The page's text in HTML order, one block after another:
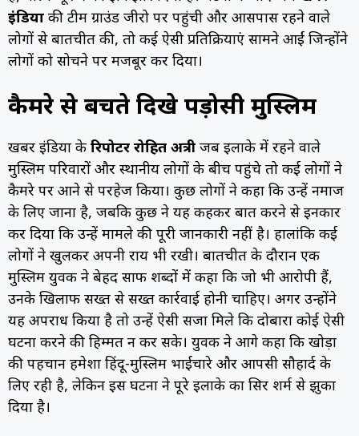
इंडिया की टीम ग्राउंड जीरो पर पहुंची और आसपास रहने वाले
लोगों से बातचीत की, तो कई ऐसी प्रतिक्रियाएं सामने आईं जिन्होंने
लोगों को सोचने पर मजबूर कर दिया।
कैमरे से बचते दिखे पड़ोसी मुस्लिम
खबर इंडिया के रिपोर्टर रोहित अत्री जब इलाके में रहने वाले
मुस्लिम परिवारों और स्थानीय लोगों के बीच पहुंचे तो कई लोगों ने
कैमरे पर आने से परहेज किया। कुछ लोगों ने कहा कि उन्हें नमाज
के लिए जाना है, जबकि कुछ ने यह कहकर बात करने से इनकार
कर दिया कि उन्हें मामले की पूरी जानकारी नहीं है। हालांकि कई
लोगों ने खुलकर अपनी राय भी रखी। बातचीत के दौरान एक
मुस्लिम युवक ने बेहद साफ शब्दों में कहा कि जो भी आरोपी हैं,
उनके खिलाफ सख्त से सख्त कार्रवाई होनी चाहिए। अगर उन्होंने
यह अपराध किया है तो उन्हें ऐसी सजा मिले कि दोबारा कोई ऐसी
घटना करने की हिम्मत न कर सके। युवक ने आगे कहा कि खोड़ा
की पहचान हमेशा हिंदू-मुस्लिम भाईचारे और आपसी सौहार्द के
लिए रही है, लेकिन इस घटना ने पूरे इलाके का सिर शर्म से झुका
दिया है।